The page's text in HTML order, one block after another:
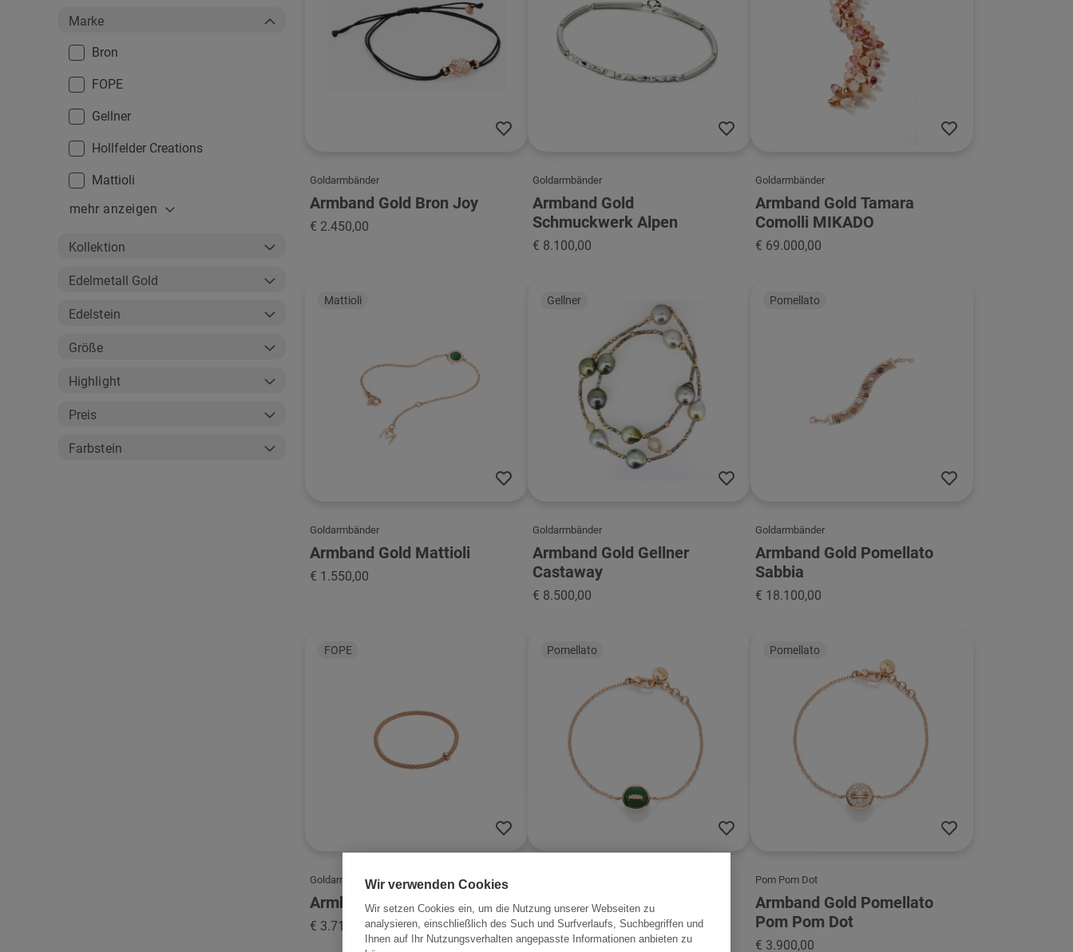
Goldarmbänder
Armband Gold Bron Joy
€ 2.450,00
Goldarmbänder
Armband Gold
Schmuckwerk Alpen
€ 8.100,00
Goldarmbänder
Armband Gold Tamara
Comolli MIKADO
€ 69.000,00
Mattioli
Goldarmbänder
Armband Gold Mattioli
€ 1.550,00
Gellner
Goldarmbänder
Armband Gold Gellner
Castaway
€ 8.500,00
Pomellato
Goldarmbänder
Armband Gold Pomellato
Sabbia
€ 18.100,00
FOPE
Goldarmbänder
Armband Gold FOPE PRIMA
€ 3.710,00
Pomellato
Armband Gold Pomellato
Pom Pom Dot
€ 2.650,00
Pomellato
Pom Pom Dot
Armband Gold Pomellato
Pom Pom Dot
€ 3.900,00
Marke
Bron
FOPE
Gellner
Hollfelder Creations
Mattioli
mehr anzeigen
Kollektion
Edelmetall Gold
Edelstein
Größe
Highlight
Preis
Farbstein
Wir verwenden Cookies
Wir setzen Cookies ein, um die Nutzung unserer Webseiten zu
analysieren, einschließlich des Such und Surfverlaufs, Suchbegriffen und
Ihnen auf Ihr Nutzungsverhalten angepasste Informationen anbieten zu